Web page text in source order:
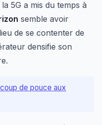
5G a mis du temps à
semble avoir
de se contenter de
densifie son
de pouce aux